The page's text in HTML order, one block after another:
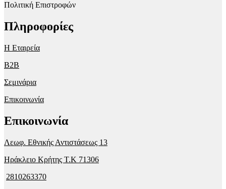
Πολιτική Επιστροφών
Πληροφορίες
Η Εταιρεία
B2B
Σεμινάρια
Επικοινωνία
Επικοινωνία
Λεωφ. Εθνικής Αντιστάσεως 13
Ηράκλειο Κρήτης T.K 71306
2810263370